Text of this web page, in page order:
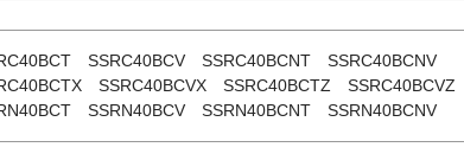
SSRC40BCV SSRC40BCNT SSRC40BCNV
SSRC40BCVX SSRC40BCTZ SSRC40BCVZ
SSRN40BCV SSRN40BCNT SSRN40BCNV